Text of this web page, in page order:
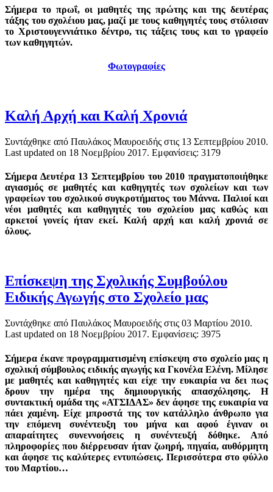
Σήμερα το πρωΐ, οι μαθητές της πρώτης και της δευτέρας
τάξης του σχολέιου μας, μαζί με τους καθηγητές τους στόλισαν
το Χριστουγεννιάτικο δέντρο, τις τάξεις τους και το γραφείο
των καθηγητών.
Φωτογραφίες
Καλή Αρχή και Καλή Χρονιά
Συντάχθηκε από Παυλάκος Μαυροειδής στις 13 Σεπτεμβρίου 2010.
Last updated on 18 Νοεμβρίου 2017. Εμφανίσεις: 3179
Σήμερα Δευτέρα 13 Σεπτεμβρίου του 2010 πραγματοποιήθηκε
αγιασμός σε μαθητές και καθηγητές των σχολείων και των
γραφείων του σχολικού συγκροτήματος του Μάννα. Παλιοί και
νέοι μαθητές και καθηγητές του σχολείου μας καθώς και
αρκετοί γονείς ήταν εκεί. Καλή αρχή και καλή χρονιά σε
όλους.
Επίσκεψη της Σχολικής Συμβούλου
Ειδικής Αγωγής στο Σχολείο μας
Συντάχθηκε από Παυλάκος Μαυροειδής στις 03 Μαρτίου 2010.
Last updated on 18 Νοεμβρίου 2017. Εμφανίσεις: 3975
Σήμερα έκανε προγραμματισμένη επίσκεψη στο σχολείο μας η
σχολική σύμβουλος ειδικής αγωγής κα Γκονέλα Ελένη. Μίλησε
με μαθητές και καθηγητές και είχε την ευκαιρία να δει πως
δρουν την ημέρα της δημιουργικής απασχόλησης. Η
συντακτική ομάδα της «ΑΤΣΙΔΑΣ» δεν άφησε της ευκαιρία να
πάει χαμένη. Είχε μπροστά της τον κατάλληλο άνθρωπο για
την επόμενη συνέντευξη του μήνα και αφού έγιναν οι
απαραίτητες συνεννοήσεις η συνέντευξή δόθηκε. Από
πληροφορίες που διέρρευσαν ήταν ζωηρή, πηγαία, αυθόρμητη
και άφησε τις καλύτερες εντυπώσεις. Περισσότερα στο φύλλο
του Μαρτίου…